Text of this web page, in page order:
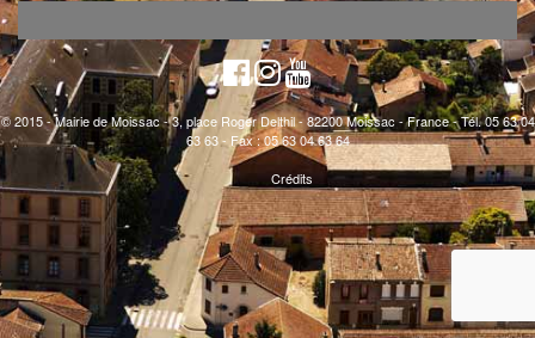
© 2015 - Mairie de Moissac - 3, place Roger Delthil - 82200 Moissac - France - Tél. 05 63 04
63 63 - Fax : 05 63 04 63 64
Crédits